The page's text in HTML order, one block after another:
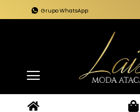
Grupo WhatsApp